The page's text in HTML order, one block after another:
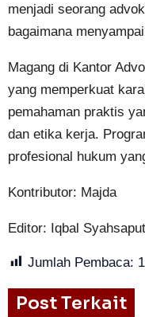
menjadi seorang
bagaimana
Magang di Kantor
yang memperkuat
pemahaman praktis
dan etika kerja.
profesional hukum
Kontributor: Majda
Editor: Iqbal
Jumlah Pembaca:
Post Terkait